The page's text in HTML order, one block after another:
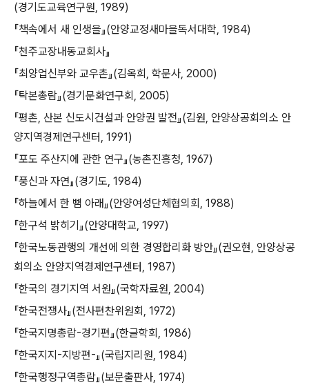
(경기도교육연구원, 1989)
『책속에서 새 인생을』(안양교정새마을독서대학, 1984)
『천주교장내동교회사』
『최양업신부와 교우촌』(김옥희, 학문사, 2000)
『탁본총람』(경기문화연구회, 2005)
『평촌, 산본 신도시건설과 안양권 발전』(김원, 안양상공회의소 안
양지역경제연구센터, 1991)
『포도 주산지에 관한 연구』(농촌진흥청, 1967)
『풍신과 자연』(경기도, 1984)
『하늘에서 한 뼘 아래』(안양여성단체협의회, 1988)
『한구석 밝히기』(안양대학교, 1997)
『한국노동관행의 개선에 의한 경영합리화 방안』(권오현, 안양상공
회의소 안양지역경제연구센터, 1987)
『한국의 경기지역 서원』(국학자료원, 2004)
『한국전쟁사』(전사편찬위원회, 1972)
『한국지명총람-경기편』(한글학회, 1986)
『한국지지-지방편-』(국립지리원, 1984)
『한국행정구역총람』(보문출판사, 1974)